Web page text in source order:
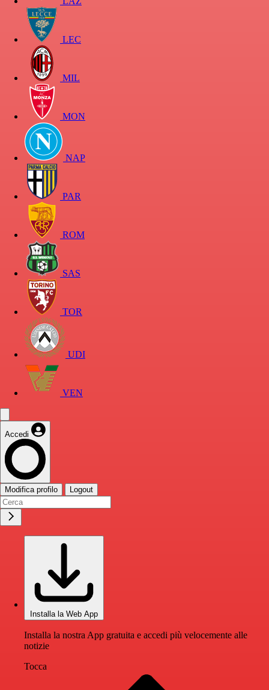
LEC
MIL
MON
NAP
PAR
ROM
SAS
TOR
UDI
VEN
Accedi
Modifica profilo Logout
Installa la Web App
Installa la nostra App gratuita e accedi più velocemente alle
notizie
Tocca